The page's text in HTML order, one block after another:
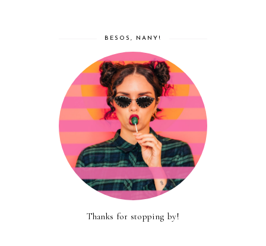
BESOS, NANY!
Thanks for stopping by!